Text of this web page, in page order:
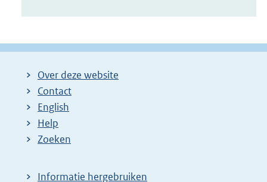
Over deze website
Contact
English
Help
Zoeken
Informatie hergebruiken